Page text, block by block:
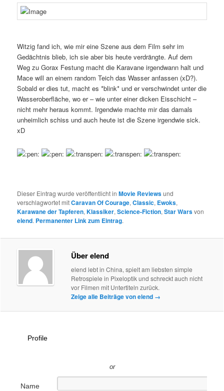
Witzig fand ich, wie mir eine Szene aus dem Film sehr im
Gedächtnis blieb, ich sie aber bis heute verdrängte. Auf dem
Weg zu Gorax Festung macht die Karavane irgendwann halt und
Mace will an einem random Teich das Wasser anfassen (xD?).
Sobald er dies tut, macht es *blink* und er verschwindet unter die
Wasseroberfläche, wo er – wie unter einer dicken Eisschicht –
nicht mehr heraus kommt. Irgendwie machte mir das damals
unheimlich schiss und auch heute ist die Szene irgendwie sick.
xD
Dieser Eintrag wurde veröffentlicht inMovie Reviewsund
verschlagwortet mitCaravan Of Courage,Classic, Ewoks,
Karawane der Tapferen,Klassiker,Science-Fiction,Star Warsvon
elend. Permanenter Link zum Eintrag.
Über elend
elend lebt in China, spielt am liebsten simple
Retrospiele in Pixeloptik und schreckt auch nicht
vor Filmen mit Untertiteln zurück.
Zeige alle Beiträge von elend →
Profile
or
Name